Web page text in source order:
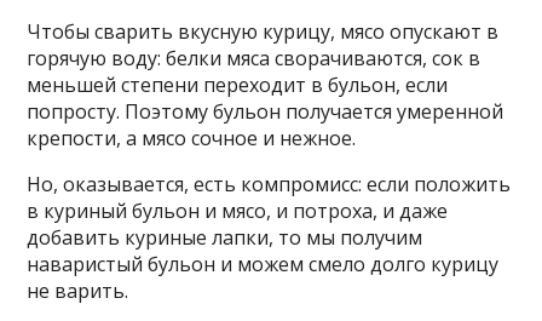
Чтобы сварить вкусную курицу, мясо опускают в
горячую воду: белки мяса сворачиваются, сок в
меньшей степени переходит в бульон, если
попросту. Поэтому бульон получается умеренной
крепости, а мясо сочное и нежное.
Но, оказывается, есть компромисс: если положить
в куриный бульон и мясо, и потроха, и даже
добавить куриные лапки, то мы получим
наваристый бульон и можем смело долго курицу
не варить.